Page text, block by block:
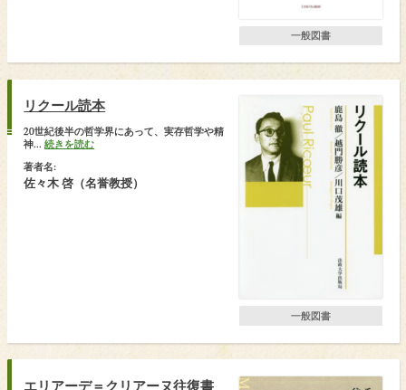
一般図書
リクール読本
20世紀後半の哲学界にあって、実存哲学や精
神...続きを読む
著者名:
佐々木 啓（名誉教授）
一般図書
エリアーデ＝クリアーヌ往復書